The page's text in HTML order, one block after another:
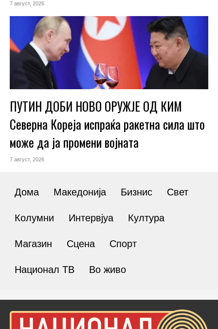
7 август, 2026
ПУТИН ДОБИ НОВО ОРУЖЈЕ ОД КИМ
Северна Кореја испраќа ракетна сила што
може да ја промени војната
7 август, 2026
Дома Македонија Бизнис Свет
Колумни Интервјуа Култура
Магазин Сцена Спорт
Национал ТВ Во живо